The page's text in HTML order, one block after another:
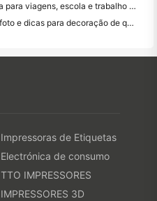
Melhor impressora portátil sem tinta para viagens, escola e trabalho móvel: Hanin MT620 Pro Review
Ideias de layout de parede de mini foto e dicas para decoração de quarto e dormitório
Impressoras de Etiquetas
Electrónica de consumo
TTO IMPRESSORES
IMPRESSORES 3D